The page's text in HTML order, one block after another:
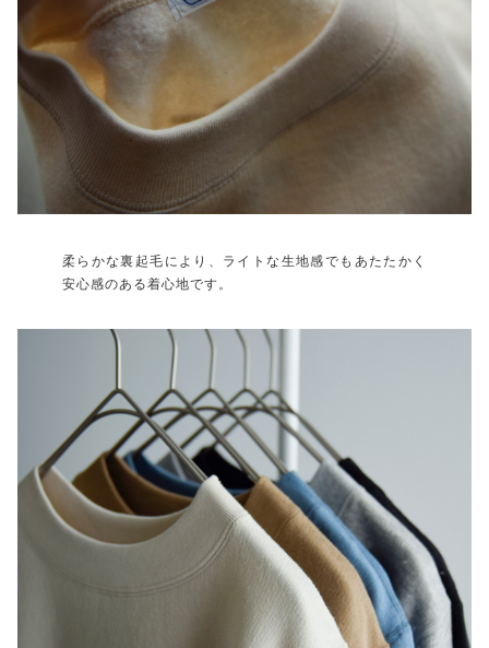
柔らかな裏起毛により、ライトな生地感でもあたたかく
安心感のある着心地です。